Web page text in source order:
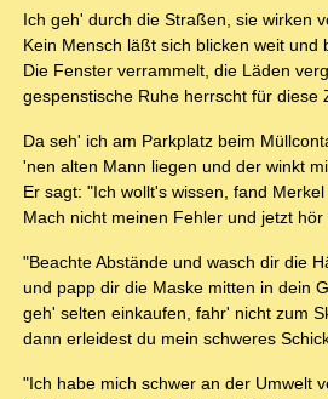
Ich geh' durch die Straßen, sie wirken
Kein Mensch läßt sich blicken weit und
Die Fenster verrammelt, die Läden
gespenstische Ruhe herrscht für diese
Da seh' ich am Parkplatz beim
'nen alten Mann liegen und der winkt
Er sagt: "Ich wollt's wissen, fand
Mach nicht meinen Fehler und jetzt hör
"Beachte Abstände und wasch dir die
und papp dir die Maske mitten in dein
geh' selten einkaufen, fahr' nicht zum
dann erleidest du mein schweres
"Ich habe mich schwer an der Umwelt